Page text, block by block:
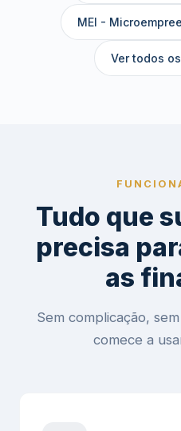
MEI -
Ver todos
Tudo que
precisa
as
Sem complicação,
comece a